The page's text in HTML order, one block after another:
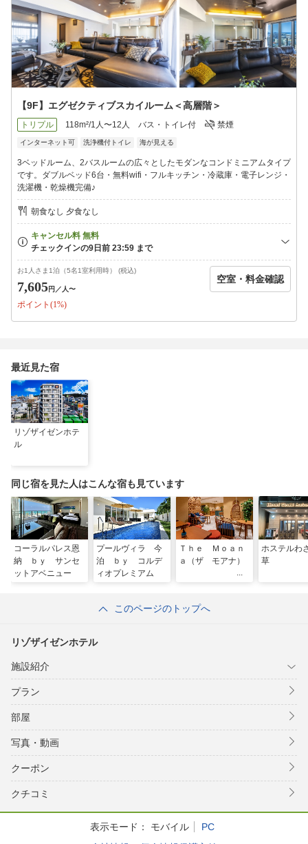
【9F】エグゼクティブスカイルーム＜高層階＞
トリプル 118m²/1人〜12人 バス・トイレ付 禁煙
インターネット可 洗浄機付トイレ 海が見える
3ベッドルーム、2バスルームの広々としたモダンなコンドミニアムタイプ
です。ダブルベッド6台・無料wifi・フルキッチン・冷蔵庫・電子レンジ・
洗濯機・乾燥機完備♪
朝食なし 夕食なし
お1人さま1泊（5名1室利用時） (税込)
7,605円 ／人〜
ポイント(1%)
空室・料金確認
最近見た宿
リゾザイゼンホテ
ル
同じ宿を見た人はこんな宿も見ています
コーラルパレス恩
納 ｂｙ サンセ
ットアベニュー
プールヴィラ 今
泊 ｂｙ コルデ
ィオプレミアム
Ｔｈｅ Ｍｏａｎ
ａ（ザ モアナ）
ホステルわ
草
このページのトップへ
リゾザイゼンホテル
施設紹介
プラン
部屋
写真・動画
クーポン
クチコミ
表示モード： モバイル
PC